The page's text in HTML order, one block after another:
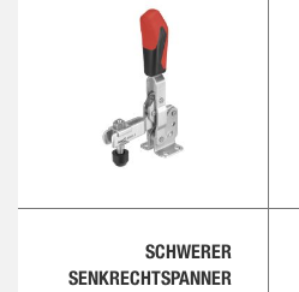
SCHWERER
SENKRECHTSPANNER